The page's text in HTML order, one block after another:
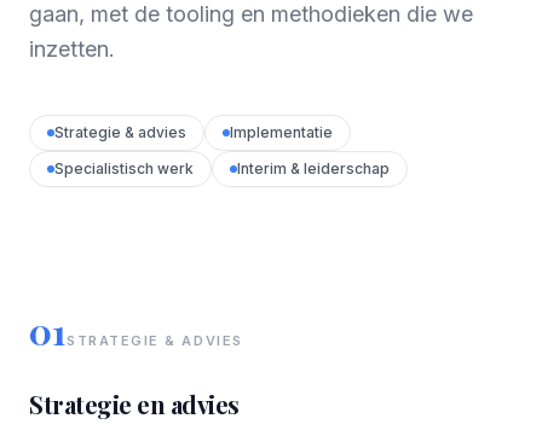
gaan, met de tooling en methodieken die we
inzetten.
Strategie & advies
Implementatie
Specialistisch werk
Interim & leiderschap
01STRATEGIE & ADVIES
Strategie en advies